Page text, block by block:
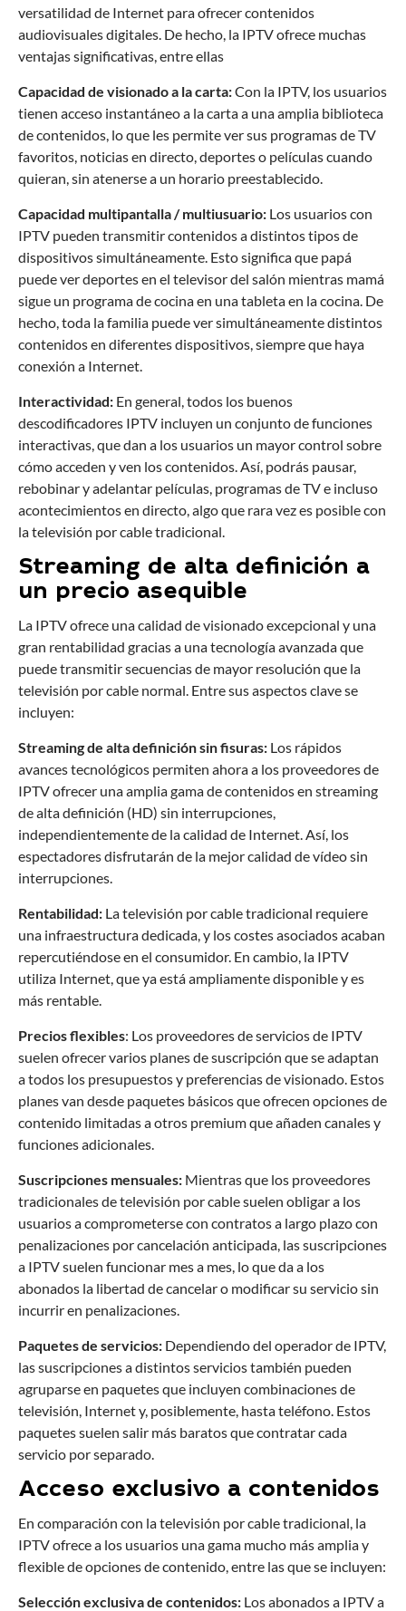
versatilidad de Internet para ofrecer contenidos
audiovisuales digitales. De hecho, la IPTV ofrece muchas
ventajas significativas, entre ellas
Capacidad de visionado a la carta:Con la IPTV, los usuarios
tienen acceso instantáneo a la carta a una amplia biblioteca
de contenidos, lo que les permite ver sus programas de TV
favoritos, noticias en directo, deportes o películas cuando
quieran, sin atenerse a un horario preestablecido.
Capacidad multipantalla / multiusuario: Los usuarios con
IPTV pueden transmitir contenidos a distintos tipos de
dispositivos simultáneamente. Esto significa que papá
puede ver deportes en el televisor del salón mientras mamá
sigue un programa de cocina en una tableta en la cocina. De
hecho, toda la familia puede ver simultáneamente distintos
contenidos en diferentes dispositivos, siempre que haya
conexión a Internet.
Interactividad: En general, todos los buenos
descodificadores IPTV incluyen un conjunto de funciones
interactivas, que dan a los usuarios un mayor control sobre
cómo acceden y ven los contenidos. Así, podrás pausar,
rebobinar y adelantar películas, programas de TV e incluso
acontecimientos en directo, algo que rara vez es posible con
la televisión por cable tradicional.
Streaming de alta definición a
un precio asequible
La IPTV ofrece una calidad de visionado excepcional y una
gran rentabilidad gracias a una tecnología avanzada que
puede transmitir secuencias de mayor resolución que la
televisión por cable normal. Entre sus aspectos clave se
incluyen:
Streaming de alta definición sin fisuras: Los rápidos
avances tecnológicos permiten ahora a los proveedores de
IPTV ofrecer una amplia gama de contenidos en streaming
de alta definición (HD) sin interrupciones,
independientemente de la calidad de Internet. Así, los
espectadores disfrutarán de la mejor calidad de vídeo sin
interrupciones.
Rentabilidad: La televisión por cable tradicional requiere
una infraestructura dedicada, y los costes asociados acaban
repercutiéndose en el consumidor. En cambio, la IPTV
utiliza Internet, que ya está ampliamente disponible y es
más rentable.
Precios flexibles: Los proveedores de servicios de IPTV
suelen ofrecer varios planes de suscripción que se adaptan
a todos los presupuestos y preferencias de visionado. Estos
planes van desde paquetes básicos que ofrecen opciones de
contenido limitadas a otros premium que añaden canales y
funciones adicionales.
Suscripciones mensuales: Mientras que los proveedores
tradicionales de televisión por cable suelen obligar a los
usuarios a comprometerse con contratos a largo plazo con
penalizaciones por cancelación anticipada, las suscripciones
a IPTV suelen funcionar mes a mes, lo que da a los
abonados la libertad de cancelar o modificar su servicio sin
incurrir en penalizaciones.
Paquetes de servicios: Dependiendo del operador de IPTV,
las suscripciones a distintos servicios también pueden
agruparse en paquetes que incluyen combinaciones de
televisión, Internet y, posiblemente, hasta teléfono. Estos
paquetes suelen salir más baratos que contratar cada
servicio por separado.
Acceso exclusivo a contenidos
En comparación con la televisión por cable tradicional, la
IPTV ofrece a los usuarios una gama mucho más amplia y
flexible de opciones de contenido, entre las que se incluyen:
Selección exclusiva de contenidos: Los abonados a IPTV a